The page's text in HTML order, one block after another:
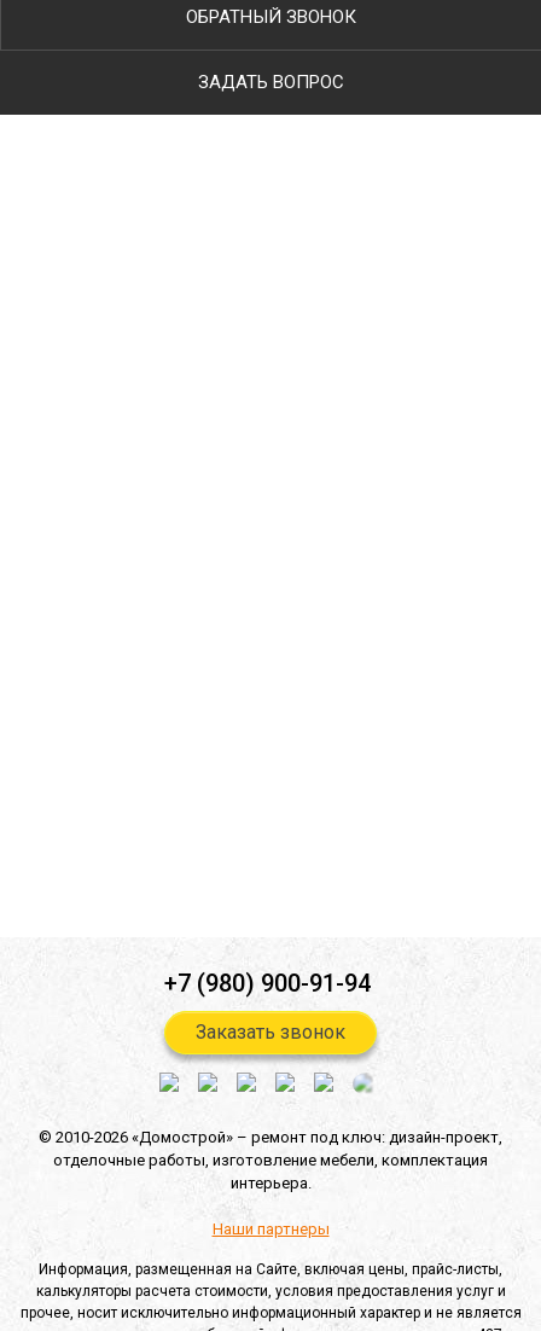
ОБРАТНЫЙ ЗВОНОК
ЗАДАТЬ ВОПРОС
© 2010-2026 «Домострой» – ремонт под ключ: дизайн-проект,
отделочные работы, изготовление мебели, комплектация
интерьера.
Наши партнеры
+7 (980) 900-91-94
Заказать звонок
Информация, размещенная на Сайте, включая цены, прайс-листы,
калькуляторы расчета стоимости, условия предоставления услуг и
прочее, носит исключительно информационный характер и не является